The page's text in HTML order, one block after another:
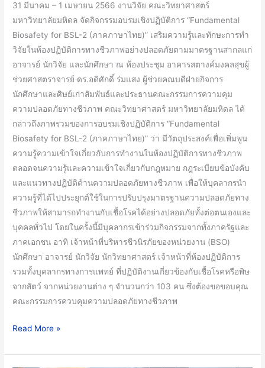
31 มีนาคม – 1 เมษายน 2566 งานวิจัย คณะวิทยาศาสตร์
มหาวิทยาลัยมหิดล จัดกิจกรรมอบรมเชิงปฏิบัติการ “Fundamental
Biosafety for BSL-2 (ภาคภาษาไทย)” เสริมความรู้และทักษะการทำ
วิจัยในห้องปฏิบัติการทางชีวภาพอย่างปลอดภัยตามมาตรฐานสากลแก่
อาจารย์ นักวิจัย และนักศึกษา ณ ห้องประชุม อาคารสตางค์มงคลสุขผู้
ช่วยศาสตราจารย์ ดร.อดิศักดิ์ ร่มแสง ผู้ช่วยคณบดีฝ่ายกิจการ
นักศึกษาและศิษย์เก่าสัมพันธ์และประธานคณะกรรมการความคุม
ความปลอดภัยทางชีวภาพ คณะวิทยาศาสตร์ มหาวิทยาลัยมหิดล ได้
กล่าวถึงภาพรวมของการอบรมเชิงปฏิบัติการ “Fundamental
Biosafety for BSL-2 (ภาคภาษาไทย)” ว่า มีวัตถุประสงค์เพื่อเพิ่มพูน
ความรู้ความเข้าใจเกี่ยวกับการทำงานในห้องปฏิบัติการทางชีวภาพ
ตลอดจนความรู้และความเข้าใจเกี่ยวกับกฎหมาย กฎระเบียบข้อบังคับ
และแนวทางปฏิบัติด้านความปลอดภัยทางชีวภาพ เพื่อให้บุคลากรนำ
ความรู้ที่ได้ไปประยุกต์ใช้ในการปรับปรุงมาตรฐานความปลอดภัยทาง
ชีวภาพให้สามารถทำงานกับเชื้อโรคได้อย่างปลอดภัยทั้งต่อตนเองและ
บุคคลทั่วไป โดยในครั้งนี้มีบุคลากรเข้าร่วมกิจกรรมจากทั้งภาครัฐและ
ภาคเอกชน อาทิ เจ้าหน้าที่บริหารชีวนิรภัยของหน่วยงาน (BSO)
นักศึกษา อาจารย์ นักวิจัย นักวิทยาศาสตร์ เจ้าหน้าที่ห้องปฏิบัติการ
รวมทั้งบุคลากรทางการแพทย์ ที่ปฏิบัติงานเกี่ยวข้องกับเชื้อโรคหรือพิษ
จากสัตว์ จากหน่วยงานต่าง ๆ จำนวนกว่า 103 คน ซึ่งต้องขอขอบคุณ
คณะกรรมการควบคุมความปลอดภัยทางชีวภาพ
ภาษา
ไทย)”
เสริม
ความ
รู้
และ
ทักษะ
การ
ทำ
วิจัย
ใน
ห้อง
ปฏิบัติ
การ
ทาง
ชีวภาพ
อย่าง
ปลอดภัย
ตาม
มาตรฐาน
สากล
Read More »